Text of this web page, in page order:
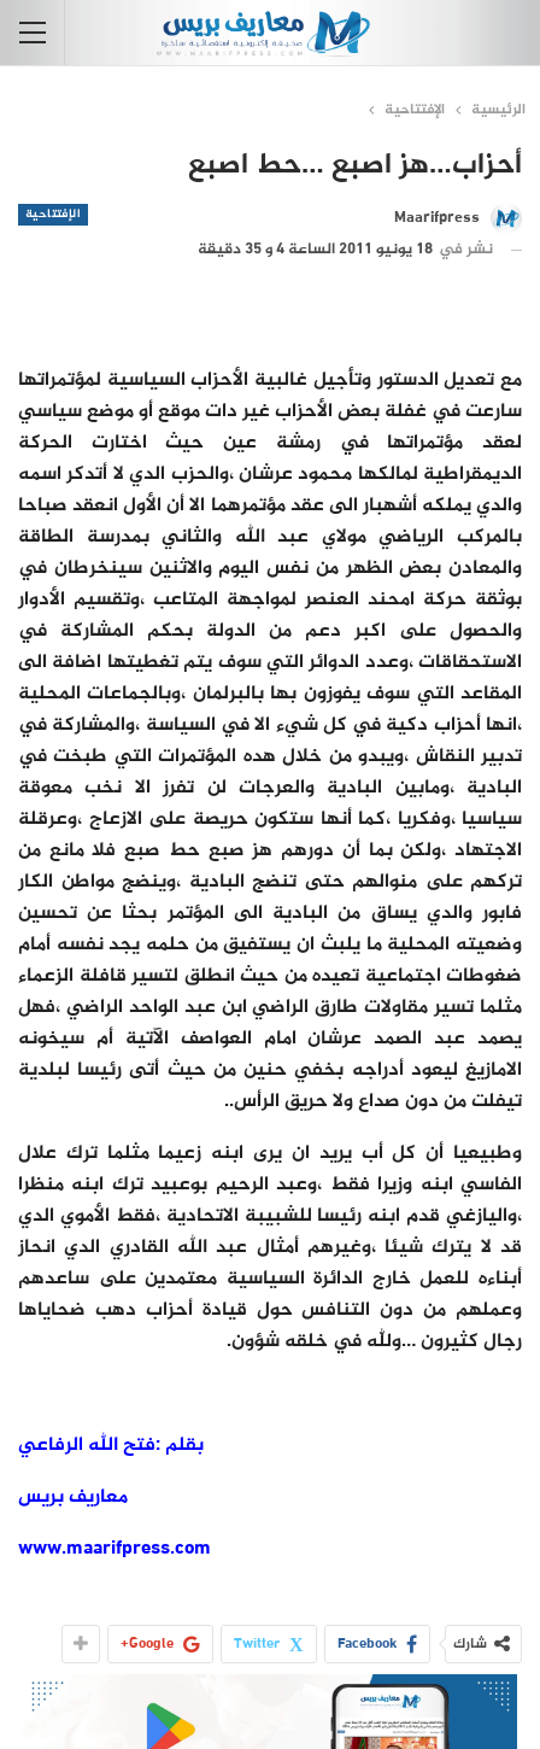
الرئيسية الإفتتاحية
أحزاب…هز اصبع …حط اصبع
الإفتتاحية
Maarifpress
نشر في 18 يونيو 2011 الساعة 4 و 35 دقيقة
مع تعديل الدستور وتأجيل غالبية الأحزاب السياسية لمؤتمراتها
سارعت في غفلة بعض الأحزاب غير دات موقع أو موضع سياسي
لعقد مؤتمراتها في رمشة عين حيث اختارت الحركة
الديمقراطية لمالكها محمود عرشان ،والحزب الدي لا أتدكر اسمه
والدي يملكه أشهبار الى عقد مؤتمرهما الا أن الأول انعقد صباحا
بالمركب الرياضي مولاي عبد الله والثاني بمدرسة الطاقة
والمعادن بعض الظهر من نفس اليوم والاثنين سينخرطان في
بوثقة حركة امحند العنصر لمواجهة المتاعب ،وتقسيم الأدوار
والحصول على اكبر دعم من الدولة بحكم المشاركة في
الاستحقاقات ،وعدد الدوائر التي سوف يتم تغطيتها اضافة الى
المقاعد التي سوف يفوزون بها بالبرلمان ،وبالجماعات المحلية
،انها أحزاب دكية في كل شيء الا في السياسة ،والمشاركة في
تدبير النقاش ،ويبدو من خلال هده المؤتمرات التي طبخت في
البادية ،ومابين البادية والعرجات لن تفرز الا نخب معوقة
سياسيا ،وفكريا ،كما أنها ستكون حريصة على الازعاج ،وعرقلة
الاجتهاد ،ولكن بما أن دورهم هز صبع حط صبع فلا مانع من
تركهم على منوالهم حتى تنضج البادية ،وينضج مواطن الكار
فابور والدي يساق من البادية الى المؤتمر بحثا عن تحسين
وضعيته المحلية ما يلبث ان يستفيق من حلمه يجد نفسه أمام
ضغوطات اجتماعية تعيده من حيث انطلق لتسير قافلة الزعماء
مثلما تسير مقاولات طارق الراضي ابن عبد الواحد الراضي ،فهل
يصمد عبد الصمد عرشان امام العواصف الآتية أم سيخونه
الامازيغ ليعود أدراجه بخفي حنين من حيث أتى رئيسا لبلدية
تيفلت من دون صداع ولا حريق الرأس..
وطبيعيا أن كل أب يريد ان يرى ابنه زعيما مثلما ترك علال
الفاسي ابنه وزيرا فقط ،وعبد الرحيم بوعبيد ترك ابنه منظرا
،واليازغي قدم ابنه رئيسا للشبيبة الاتحادية ،فقط الأموي الدي
قد لا يترك شيئا ،وغيرهم أمثال عبد الله القادري الدي انحاز
أبناءه للعمل خارج الدائرة السياسية معتمدين على ساعدهم
وعملهم من دون التنافس حول قيادة أحزاب دهب ضحاياها
رجال كثيرون …ولله في خلقه شؤون.
بقلم :فتح الله الرفاعي
معاريف بريس
www.maarifpress.com
شارك Facebook
Twitter
Google+